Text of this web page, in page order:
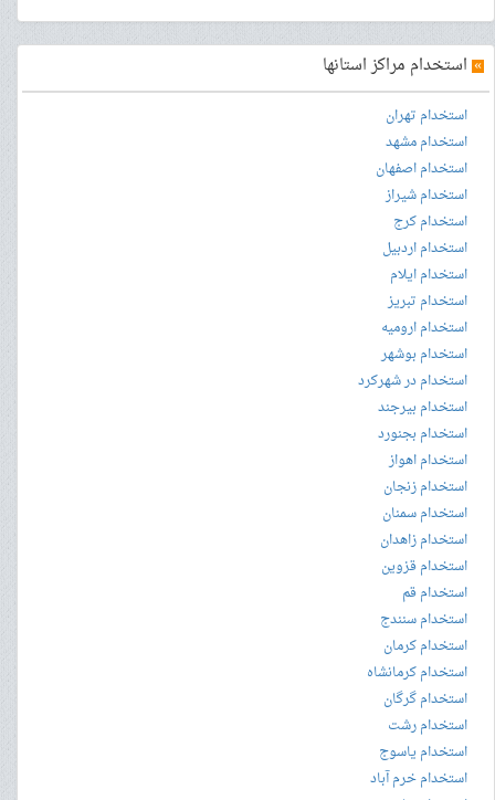
» استخدام مراکز استانها
استخدام تهران
استخدام مشهد
استخدام اصفهان
استخدام شیراز
استخدام کرج
استخدام اردبیل
استخدام ایلام
استخدام تبریز
استخدام ارومیه
استخدام بوشهر
استخدام در شهرکرد
استخدام بیرجند
استخدام بجنورد
استخدام اهواز
استخدام زنجان
استخدام سمنان
استخدام زاهدان
استخدام قزوین
استخدام قم
استخدام سنندج
استخدام کرمان
استخدام کرمانشاه
استخدام گرگان
استخدام رشت
استخدام یاسوج
استخدام خرم آباد